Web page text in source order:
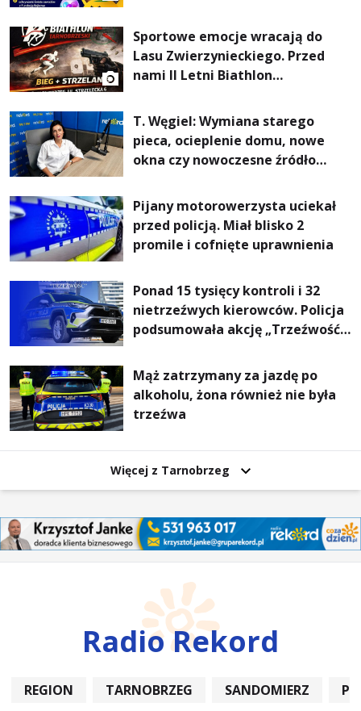
Sportowe emocje wracają do
Lasu Zwierzynieckiego. Przed
nami II Letni Biathlon
T. Węgiel: Wymiana starego
pieca, ocieplenie domu, nowe
okna czy nowoczesne źródło
rachunki za energię, lepszy
komfort życia i... czystsze
powietrze
Pijany motorowerzysta uciekał
przed policją. Miał blisko 2
promile i cofnięte uprawnienia
Ponad 15 tysięcy kontroli i 32
nietrzeźwych kierowców. Policja
podsumowała akcję „Trzeźwość”
Mąż zatrzymany za jazdę po
alkoholu, żona również nie była
trzeźwa
Więcej z Tarnobrzeg
Radio Rekord
REGION TARNOBRZEG SANDOMIERZ